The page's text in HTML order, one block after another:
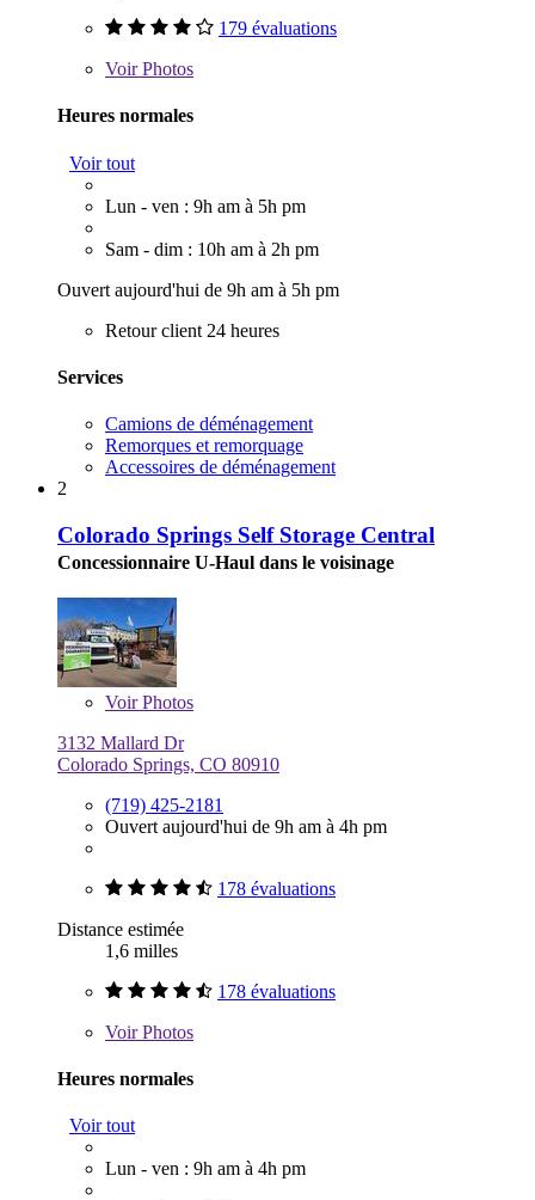
179 évaluations
VoirPhotos
Heures normales
Voir tout
Lun - ven : 9h am à 5h pm
Sam - dim : 10h am à 2h pm
Ouvert aujourd'hui de 9h am à 5h pm
Retour client 24 heures
Services
Camions de déménagement
Remorques et remorquage
Accessoires de déménagement
2
Colorado Springs Self Storage Central
Concessionnaire U-Haul dans le voisinage
VoirPhotos
3132 Mallard Dr
Colorado Springs, CO 80910
(719) 425-2181
Ouvert aujourd'hui de 9h am à 4h pm
178 évaluations
Distance estimée
1,6 milles
178 évaluations
VoirPhotos
Heures normales
Voir tout
Lun - ven : 9h am à 4h pm